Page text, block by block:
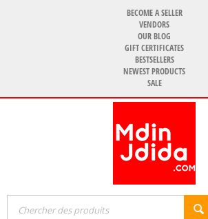
BECOME A SELLER
VENDORS
OUR BLOG
GIFT CERTIFICATES
BESTSELLERS
NEWEST PRODUCTS
SALE